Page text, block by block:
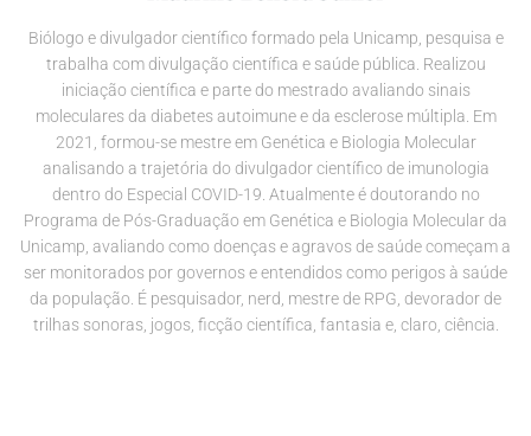
Biólogo e divulgador científico formado pela Unicamp, pesquisa e
trabalha com divulgação científica e saúde pública. Realizou
iniciação científica e parte do mestrado avaliando sinais
moleculares da diabetes autoimune e da esclerose múltipla. Em
2021, formou-se mestre em Genética e Biologia Molecular
analisando a trajetória do divulgador científico de imunologia
dentro do Especial COVID-19. Atualmente é doutorando no
Programa de Pós-Graduação em Genética e Biologia Molecular da
Unicamp, avaliando como doenças e agravos de saúde começam a
ser monitorados por governos e entendidos como perigos à saúde
da população. É pesquisador, nerd, mestre de RPG, devorador de
trilhas sonoras, jogos, ficção científica, fantasia e, claro, ciência.